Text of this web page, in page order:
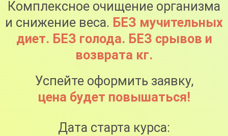
Успейте оформить заявку,
цена будет повышаться!
Оформить заявку
возврата кг.
Дата старта курса: